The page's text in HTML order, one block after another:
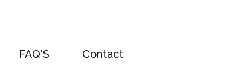
FAQ'S Contact